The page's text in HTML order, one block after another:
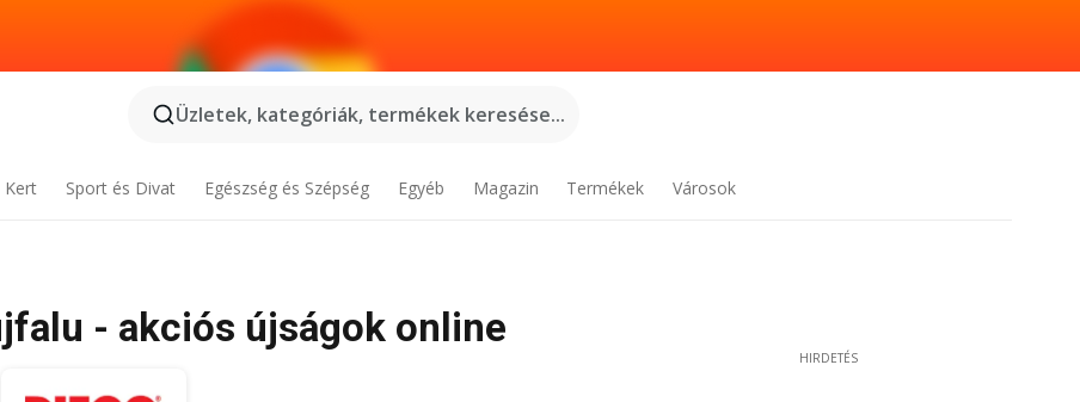
Üzletek, kategóriák, termékek keresése...
Kert Sport és Divat Egészség és Szépség Egyéb Magazin Termékek Városok
- akciós újságok online
HIRDETÉS